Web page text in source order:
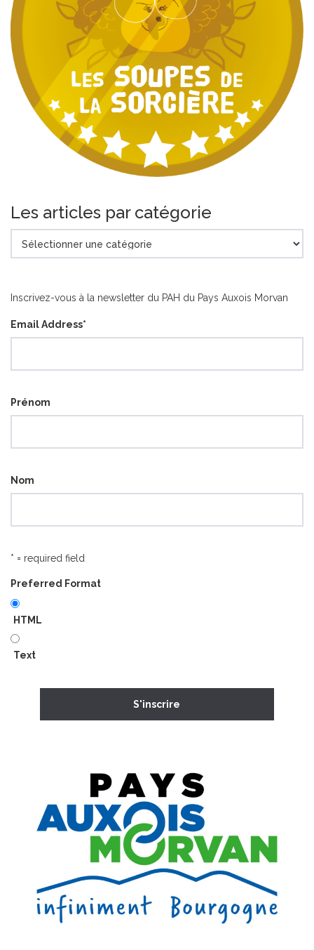
Les articles par catégorie
articles
Inscrivez-vous à la newsletter du PAH du Pays Auxois Morvan
Email Address*
Prénom
Nom
* = required field
Preferred Format
HTML
Text